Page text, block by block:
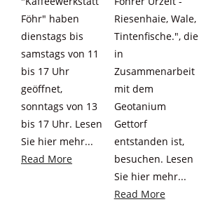
Föhr" haben
dienstags bis
samstags von 11
bis 17 Uhr
geöffnet,
sonntags von 13
bis 17 Uhr. Lesen
Sie hier mehr...
Read More
Riesenhaie, Wale,
Tintenfische.", die
in
Zusammenarbeit
mit dem
Geotanium
Gettorf
entstanden ist,
besuchen. Lesen
Sie hier mehr...
Read More